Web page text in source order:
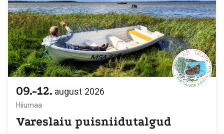
2026
09.-12. august
Hiiumaa
Vareslaiu puisniidutalgud